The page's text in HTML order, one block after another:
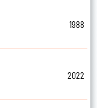
1988
2022